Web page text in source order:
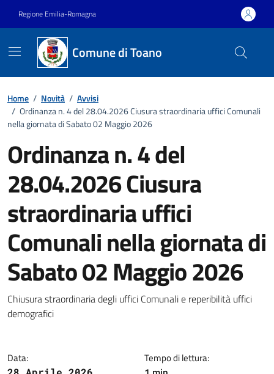
Regione Emilia-Romagna
Comune di Toano
Home / Novità / Avvisi
/ Ordinanza n. 4 del 28.04.2026 Ciusura straordinaria uffici Comunali
nella giornata di Sabato 02 Maggio 2026
Ordinanza n. 4 del
28.04.2026 Ciusura
straordinaria uffici
Comunali nella giornata di
Sabato 02 Maggio 2026
Dettagli della notizia
Chiusura straordinaria degli uffici Comunali e reperibilità uffici
demografici
Data: Tempo di lettura: